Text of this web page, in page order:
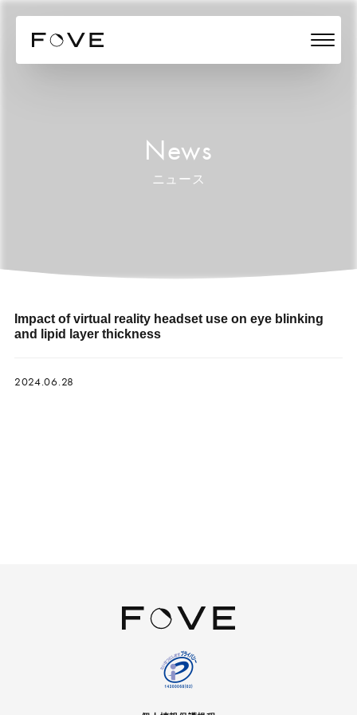
News
ニュース
Impact of virtual reality headset use on eye blinking
and lipid layer thickness
2024.06.28